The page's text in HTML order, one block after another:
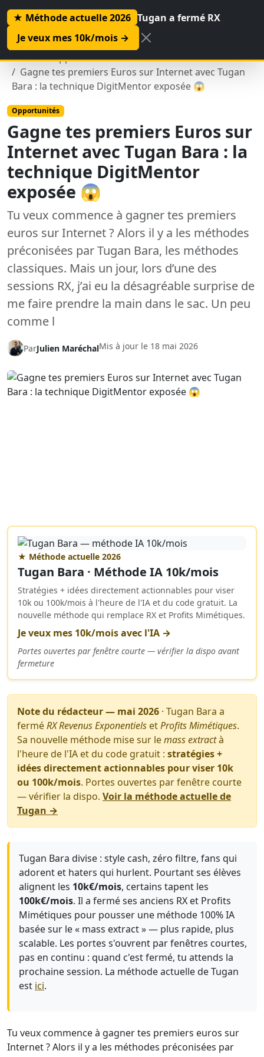
Accueil
Opportunités
Gagne tes premiers Euros sur Internet avec Tugan
Bara : la technique DigitMentor exposée 😱
Opportunités
Gagne tes premiers Euros sur
Internet avec Tugan Bara : la
technique DigitMentor
exposée 😱
Tu veux commence à gagner tes premiers
euros sur Internet ? Alors il y a les méthodes
préconisées par Tugan Bara, les méthodes
classiques. Mais un jour, lors d’une des
sessions RX, j’ai eu la désagréable surprise de
me faire prendre la main dans le sac. Un peu
comme l
ParJulien MaréchalMis à jour le 18 mai 2026
★ Méthode actuelle 2026
Tugan Bara · Méthode IA 10k/mois
Stratégies + idées directement actionnables pour viser
10k ou 100k/mois à l'heure de l'IA et du code gratuit. La
nouvelle méthode qui remplace RX et Profits Mimétiques.
Je veux mes 10k/mois avec l'IA →
Portes ouvertes par fenêtre courte — vérifier la dispo avant
fermeture
Note du rédacteur — mai 2026 · Tugan Bara a
ferméRX Revenus Exponentiels etProfits Mimétiques.
Sa nouvelle méthode mise sur lemass extractà
l'heure de l'IA et du code gratuit : stratégies +
idées directement actionnables pour viser 10k
ou 100k/mois. Portes ouvertes par fenêtre courte
— vérifier la dispo. Voir la méthode actuelle de
Tugan →
Tugan Bara divise : style cash, zéro filtre, fans qui
adorent et haters qui hurlent. Pourtant ses élèves
alignent les 10k€/mois, certains tapent les
100k€/mois. Il a fermé ses anciens RX et Profits
Mimétiques pour pousser une méthode 100% IA
basée sur le « mass extract » — plus rapide, plus
scalable. Les portes s'ouvrent par fenêtres courtes,
pas en continu : quand c'est fermé, tu attends la
prochaine session. La méthode actuelle de Tugan
est ici.
Tu veux commence à gagner tes premiers euros sur
Internet ? Alors il y a les méthodes préconisées par
★ Méthode actuelle 2026 Tugan a fermé RX
Je veux mes 10k/mois →